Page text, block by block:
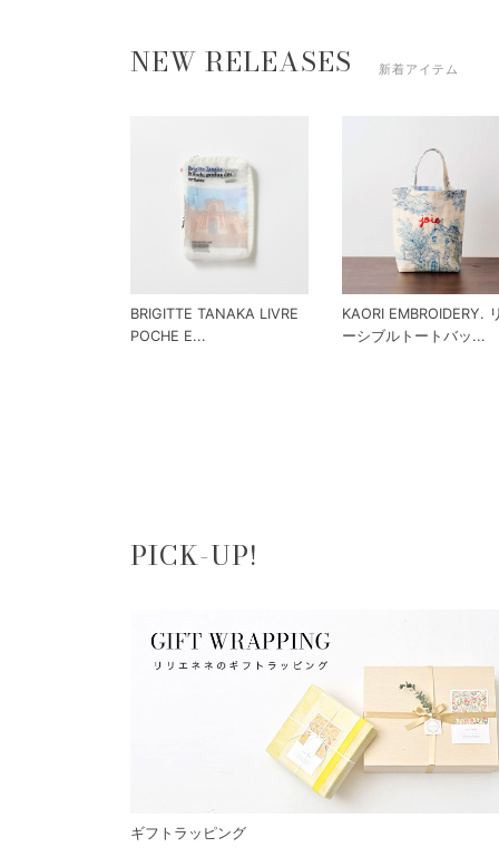
NEW RELEASES 新着アイテム
BRIGITTE TANAKA LIVRE
POCHE E...
KAORI EMBROIDERY.
ーシブルトートバッ...
PICK-UP!
ギフトラッピング